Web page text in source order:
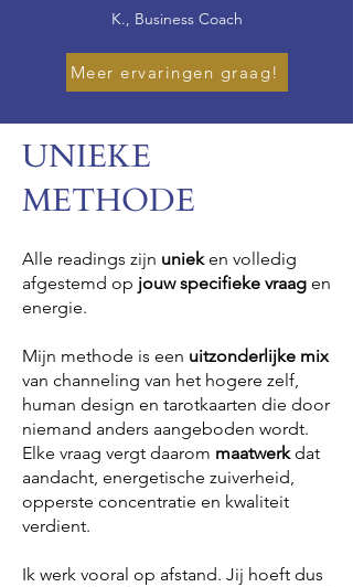
K., Business Coach
Meer ervaringen graag!
UNIEKE
METHODE
Alle readings zijn unieken volledig
afgestemd op jouw specifieke vraag en
energie.
Mijn methode is een uitzonderlijke mix
van channeling van het hogere zelf,
human design en tarotkaarten die door
niemand anders aangeboden wordt.
Elke vraag vergt daarom maatwerkdat
aandacht, energetische zuiverheid,
opperste concentratie en kwaliteit
verdient.
Ik werk vooral op afstand. Jij hoeft dus